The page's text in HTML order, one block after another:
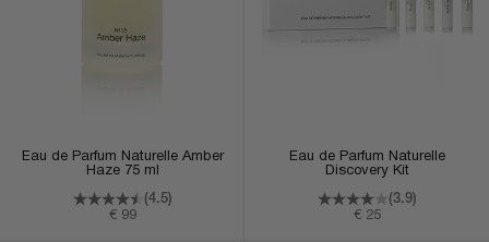
Eau de Parfum Naturelle Amber
Haze 75 ml
(4.5)
Aanbiedingsprijs
€ 99
Eau de Parfum Naturelle
Discovery Kit
(3.9)
Aanbiedingsprijs
€ 25